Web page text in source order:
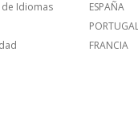
Idiomas
ESPAÑA
FRANCIA